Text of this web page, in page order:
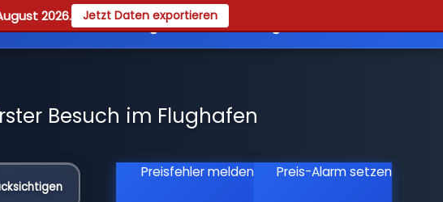
2026. Jetzt Daten exportieren
Guides Registrieren
Besuch im Flughafen
Preisfehler melden Preis-Alarm setzen